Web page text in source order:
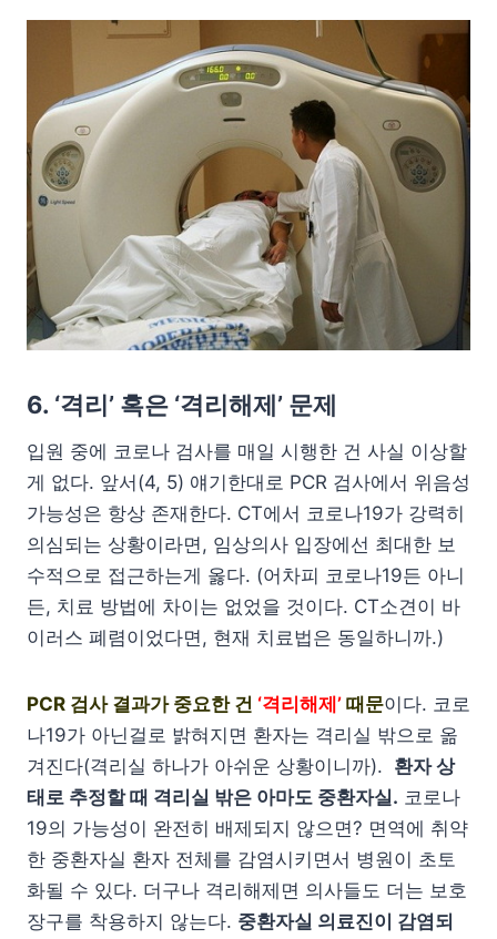
6. ‘격리’ 혹은 ‘격리해제’ 문제
입원 중에 코로나 검사를 매일 시행한 건 사실 이상할
게 없다. 앞서(4, 5) 얘기한대로 PCR 검사에서 위음성
가능성은 항상 존재한다. CT에서 코로나19가 강력히
의심되는 상황이라면, 임상의사 입장에선 최대한 보
수적으로 접근하는게 옳다. (어차피 코로나19든 아니
든, 치료 방법에 차이는 없었을 것이다. CT소견이 바
이러스 폐렴이었다면, 현재 치료법은 동일하니까.)
PCR 검사 결과가 중요한 건 ‘격리해제’ 때문이다. 코로
나19가 아닌걸로 밝혀지면 환자는 격리실 밖으로 옮
겨진다(격리실 하나가 아쉬운 상황이니까). 환자 상
태로 추정할 때 격리실 밖은 아마도 중환자실. 코로나
19의 가능성이 완전히 배제되지 않으면? 면역에 취약
한 중환자실 환자 전체를 감염시키면서 병원이 초토
화될 수 있다. 더구나 격리해제면 의사들도 더는 보호
장구를 착용하지 않는다. 중환자실 의료진이 감염되